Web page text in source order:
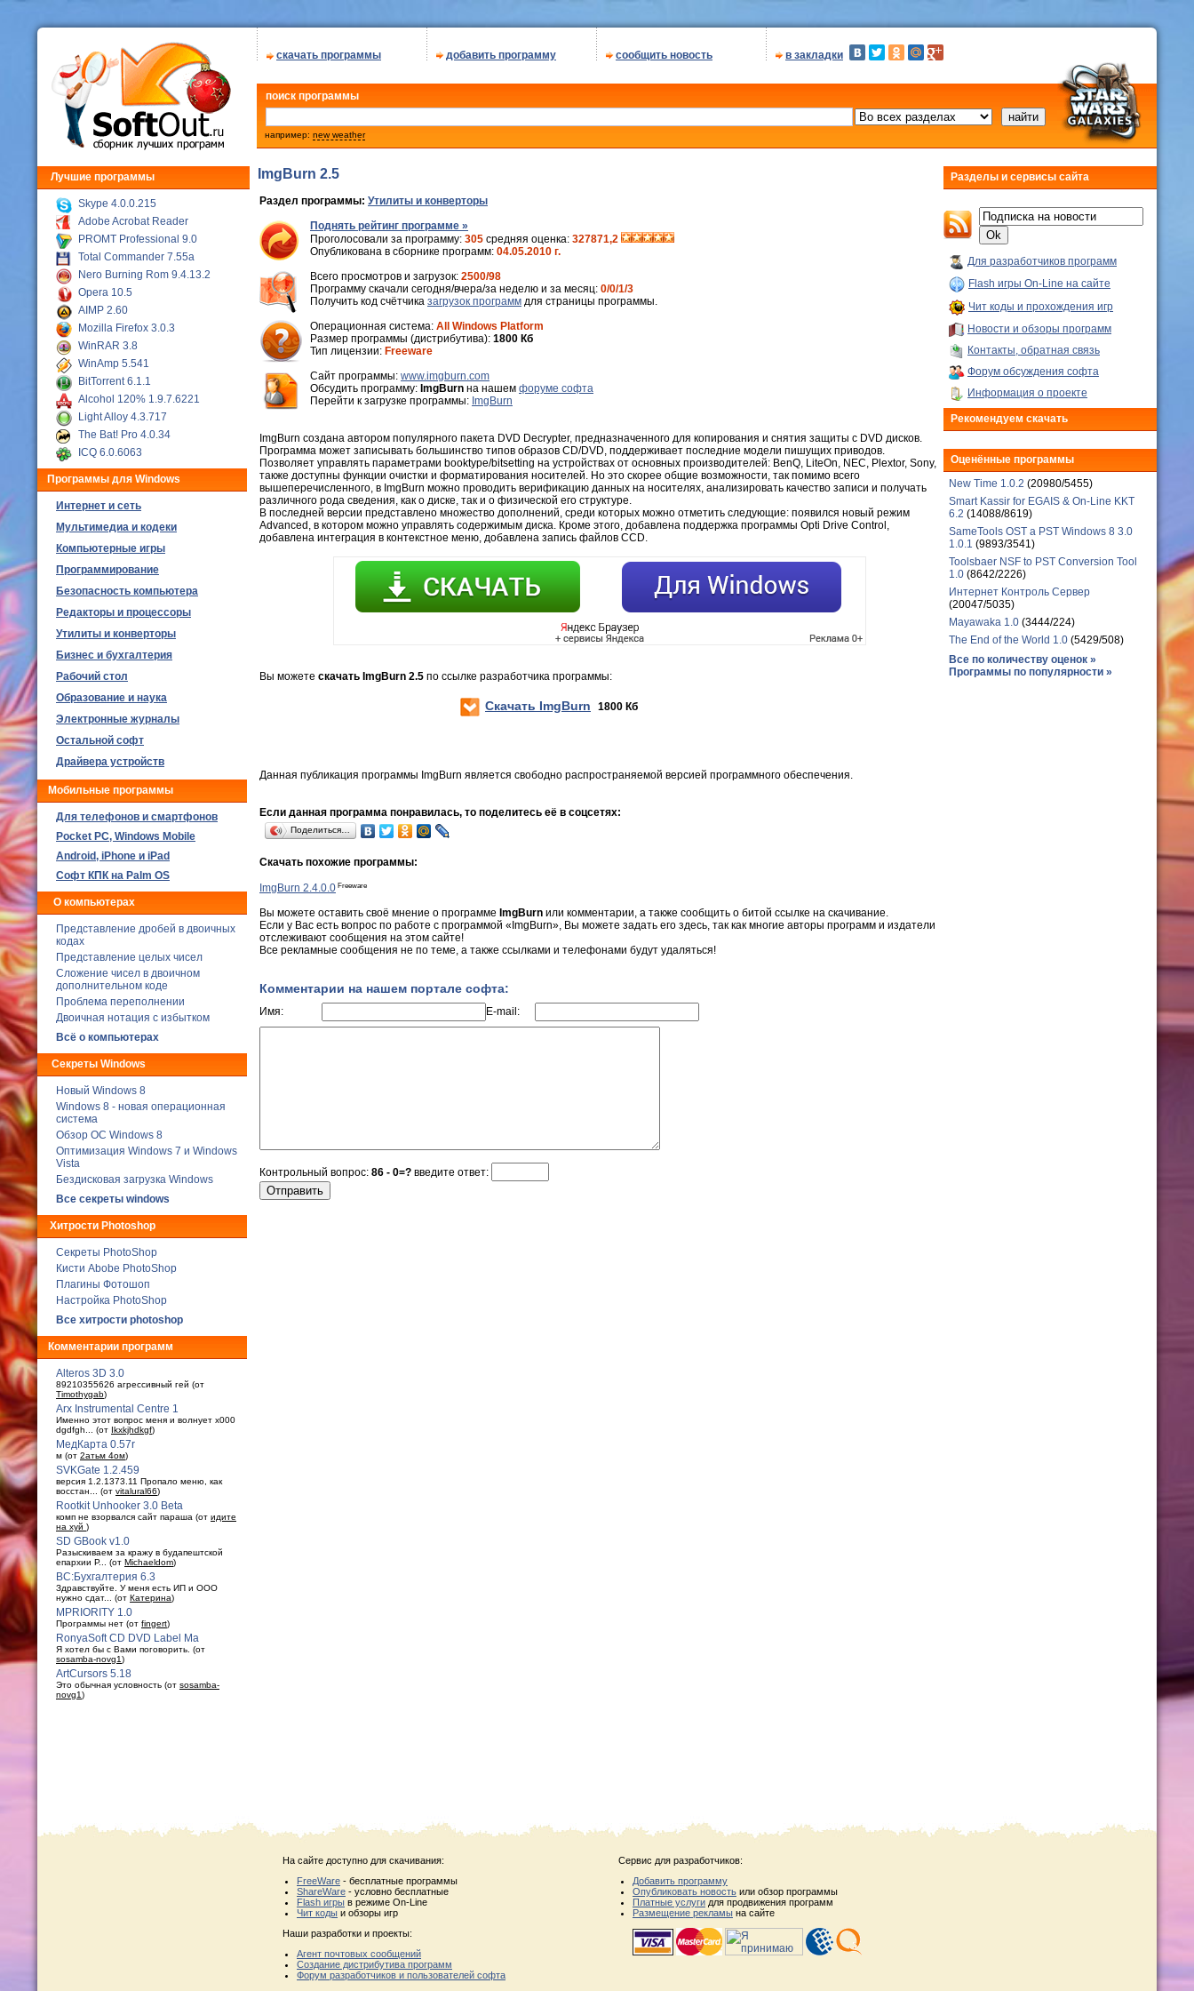
скачать программы добавить программу сообщить новость в закладки
поиск программы
например: new weather
Лучшие программы
Skype 4.0.0.215
Adobe Acrobat Reader
PROMT Professional 9.0
Total Commander 7.55a
Nero Burning Rom 9.4.13.2
Opera 10.5
AIMP 2.60
Mozilla Firefox 3.0.3
WinRAR 3.8
WinAmp 5.541
BitTorrent 6.1.1
Alcohol 120% 1.9.7.6221
Light Alloy 4.3.717
The Bat! Pro 4.0.34
ICQ 6.0.6063
Программы для Windows
Интернет и сеть
Мультимедиа и кодеки
Компьютерные игры
Программирование
Безопасность компьютера
Редакторы и процессоры
Утилиты и конверторы
Бизнес и бухгалтерия
Рабочий стол
Образование и наука
Электронные журналы
Остальной софт
Драйвера устройств
Мобильные программы
Для телефонов и смартфонов
Poсket PC, Windows Mobile
Android, iPhone и iPad
Софт КПК на Palm OS
О компьютерах
Представление дробей в двоичных
кодах
Представление целых чисел
Сложение чисел в двоичном
дополнительном коде
Проблема переполнении
Двоичная нотация с избытком
Всё о компьютерах
Секреты Windows
Новый Windows 8
Windows 8 - новая операционная
система
Обзор ОС Windows 8
Оптимизация Windows 7 и Windows
Vista
Бездисковая загрузка Windows
Все секреты windows
Хитрости Photoshop
Секреты PhotoShop
Кисти Abobe PhotoShop
Плагины Фотошоп
Настройка PhotoShop
Все хитрости photoshop
Комментарии программ
Alteros 3D 3.0
89210355626 агрессивный гей (от
Timothygab)
Arx Instrumental Centre 1
Именно этот вопрос меня и волнует x000
dgdfgh... (от Ikxkjhdkgf)
МедКарта 0.57r
м (от 2атьм 4ом)
SVKGate 1.2.459
версия 1.2.1373.11 Пропало меню, как
восстан... (от vitalural66)
Rootkit Unhooker 3.0 Beta
комп не взорвался сайт параша (от идите
на хуй )
SD GBook v1.0
Разыскиваем за кражу в будaпештской
епархии Р... (от Michaeldom)
ВС:Бухгалтерия 6.3
Здравствуйте. У меня есть ИП и ООО
нужно сдат... (от Катерина)
MPRIORITY 1.0
Программы нет (от fingert)
RonyaSoft CD DVD Label Ma
Я хотел бы с Вами поговорить. (от
sosamba-novg1)
ArtCursors 5.18
Это обычная условность (от sosamba-
novg1)
ImgBurn 2.5
Раздел программы: Утилиты и конверторы
Поднять рейтинг программе »
Проголосовали за программу: 305 средняя оценка: 327871,2
Опубликована в сборнике программ: 04.05.2010 г.
Всего просмотров и загрузок: 2500/98
Программу скачали сегодня/вчера/за неделю и за месяц: 0/0/1/3
Получить код счётчика загрузок программ для страницы программы.
Операционная система: All Windows Platform
Размер программы (дистрибутива): 1800 Кб
Тип лицензии: Freeware
Cайт программы: www.imgburn.com
Обсудить программу: ImgBurn на нашем форуме софта
Перейти к загрузке программы: ImgBurn
ImgBurn создана автором популярного пакета DVD Decrypter, предназначенного для копирования и снятия защиты с DVD дисков.
Программа может записывать большинство типов образов CD/DVD, поддерживает последние модели пишущих приводов.
Позволяет управлять параметрами booktype/bitsetting на устройствах от основных производителей: BenQ, LiteOn, NEC, Plextor, Sony,
также доступны функции очистки и форматирования носителей. Но это скорее общие возможности, так помимо всего
вышеперечисленного, в ImgBurn можно проводить верификацию данных на носителях, анализировать качество записи и получать
различного рода сведения, как о диске, так и о физической его структуре.
В последней версии представлено множество дополнений, среди которых можно отметить следующие: появился новый режим
Advanced, в котором можно управлять содержимым диска. Кроме этого, добавлена поддержка программы Opti Drive Control,
добавлена интеграция в контекстное меню, добавлена запись файлов CCD.
Вы можете скачать ImgBurn 2.5 по ссылке разработчика программы:
Скачать ImgBurn 1800 Кб
Данная публикация программы ImgBurn является свободно распространяемой версией программного обеспечения.
Если данная программа понравилась, то поделитесь её в соцсетях:
Поделиться…
Скачать похожие программы:
ImgBurn 2.4.0.0 Freeware
Вы можете оставить своё мнение о программе ImgBurn или комментарии, а также сообщить о битой ссылке на скачивание.
Если у Вас есть вопрос по работе с программой «ImgBurn», Вы можете задать его здесь, так как многие авторы программ и издатели
отслеживают сообщения на этом сайте!
Все рекламные сообщения не по теме, а также ссылками и телефонами будут удаляться!
Комментарии на нашем портале софта:
Имя: E-mail:
Контрольный вопрос: 86 - 0=? введите ответ:
Разделы и сервисы сайта
Для разработчиков программ
Flash игры On-Line на сайте
Чит коды и прохождения игр
Новости и обзоры программ
Контакты, обратная связь
Форум обсуждения софта
Информация о проекте
Рекомендуем скачать
Оценённые программы
New Time 1.0.2 (20980/5455)
Smart Kassir for EGAIS & On-Line KKT
6.2 (14088/8619)
SameTools OST a PST Windows 8 3.0
1.0.1 (9893/3541)
Toolsbaer NSF to PST Conversion Tool
1.0 (8642/2226)
Интернет Контроль Сервер
(20047/5035)
Mayawaka 1.0 (3444/224)
The End of the World 1.0 (5429/508)
Все по количеству оценок »
Программы по популярности »
На сайте доступно для скачивания:
FreeWare - бесплатные программы
ShareWare - условно бесплатные
Flash игры в режиме On-Line
Чит коды и обзоры игр
Наши разработки и проекты:
Агент почтовых сообщений
Создание дистрибутива программ
Форум разработчиков и пользователей софта
Сервис для разработчиков:
Добавить программу
Опубликовать новость или обзор программы
Платные услуги для продвижения программ
Размещение рекламы на сайте